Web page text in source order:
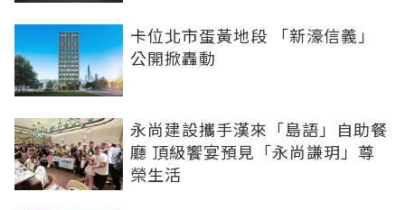
卡位北市蛋黃地段 「新濠信義」
公開掀轟動
永尚建設攜手漢來「島語」自助餐
廳 頂級饗宴預見「永尚謙玥」尊
榮生活